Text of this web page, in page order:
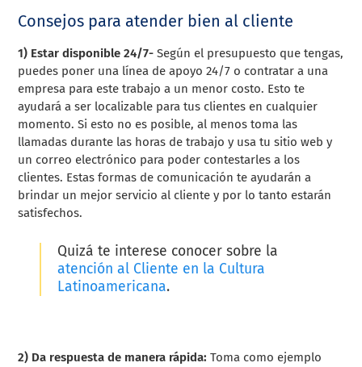
Consejos para atender bien al cliente
1) Estar disponible 24/7- Según el presupuesto que tengas,
puedes poner una línea de apoyo 24/7 o contratar a una
empresa para este trabajo a un menor costo. Esto te
ayudará a ser localizable para tus clientes en cualquier
momento. Si esto no es posible, al menos toma las
llamadas durante las horas de trabajo y usa tu sitio web y
un correo electrónico para poder contestarles a los
clientes. Estas formas de comunicación te ayudarán a
brindar un mejor servicio al cliente y por lo tanto estarán
satisfechos.
Quizá te interese conocer sobre la
atención al Cliente en la Cultura
Latinoamericana.
2) Da respuesta de manera rápida:Toma como ejemplo